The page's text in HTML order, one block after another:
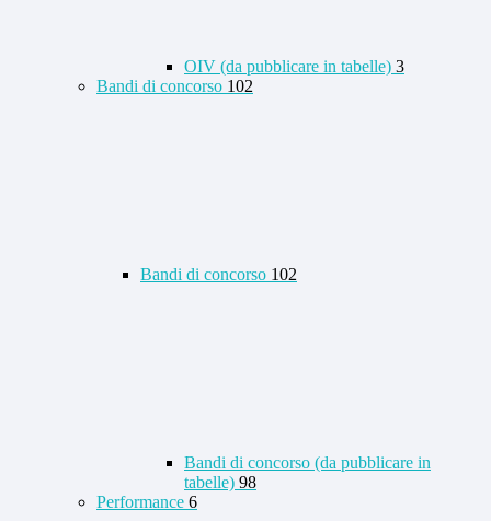
OIV (da pubblicare in tabelle) 3
Bandi di concorso 102
Bandi di concorso 102
Bandi di concorso (da pubblicare in
tabelle) 98
Performance 6